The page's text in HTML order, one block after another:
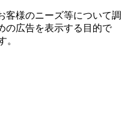
客様のニーズ等について調
の広告を表⽰する⽬的で
。